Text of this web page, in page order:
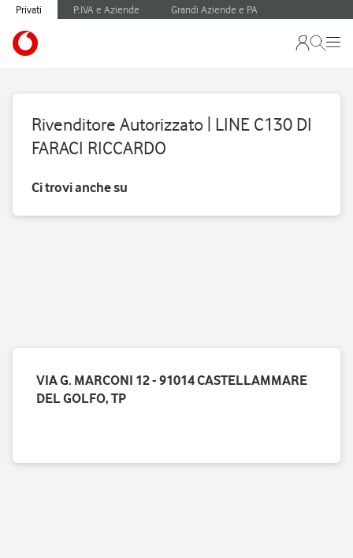
Privati P.IVA e Aziende Grandi Aziende e PA
Rivenditore Autorizzato | LINE C130 DI
FARACI RICCARDO
Ci trovi anche su
VIA G. MARCONI 12 - 91014 CASTELLAMMARE
DEL GOLFO, TP